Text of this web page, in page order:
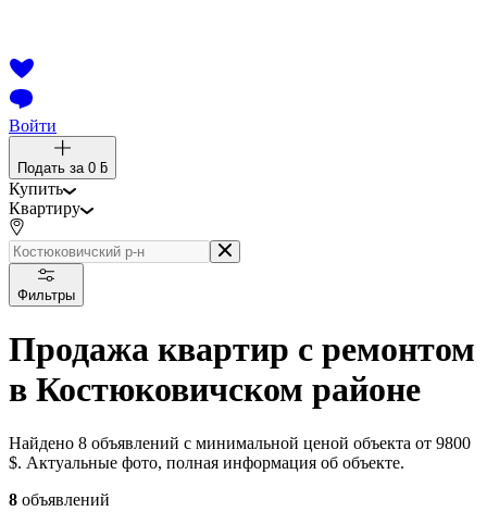
Войти
Подать за 0 ƃ
Купить
Квартиру
Фильтры
Продажа квартир с ремонтом
в Костюковичском районе
Найдено 8 объявлений с минимальной ценой объекта от 9800
$. Актуальные фото, полная информация об объекте.
8 объявлений